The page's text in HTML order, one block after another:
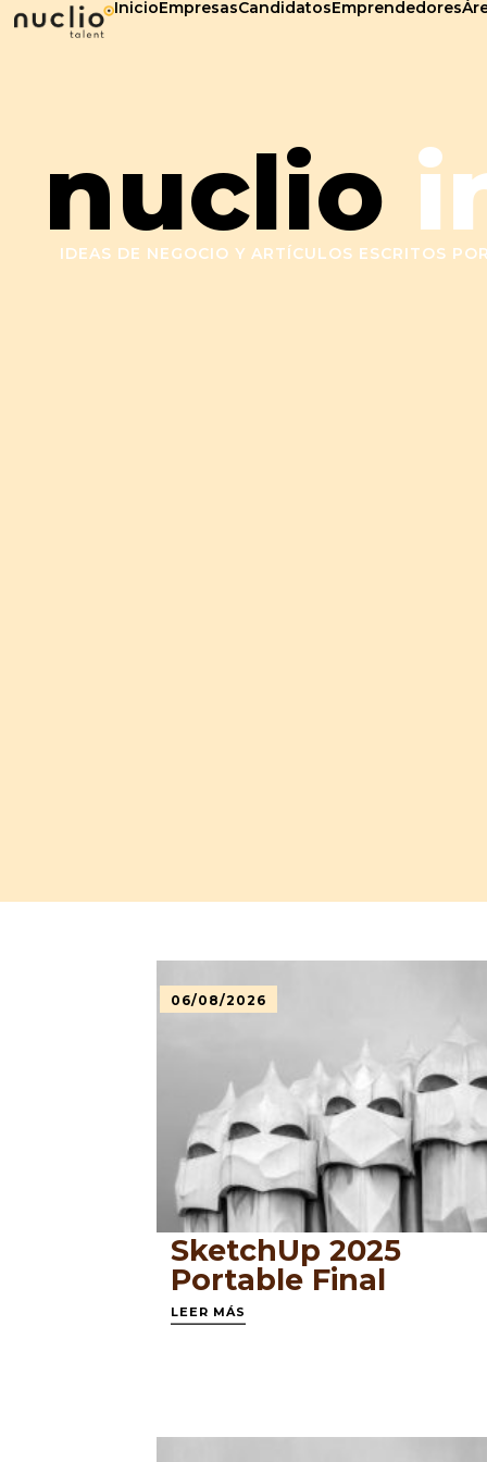
InicioEmpresasCandidatosEmprendedores
nuclio
IDEAS DE NEGOCIO Y ARTÍCULOS ESCRITOS
06/08/2026
SketchUp 2025
Portable Final
LEER MÁS